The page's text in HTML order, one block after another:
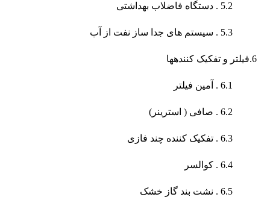
5.2 . دستگاه فاضلاب بهداشتی
5.3 . سیستم های جدا ساز نفت از آب
6.فیلتر و تفکیک کننده­ها
6.1 . آمین فیلتر
6.2 . صافی ( استرینر)
6.3 . تفکیک کننده چند فازی
6.4 . کوالسر
6.5 . نشت بند گاز خشک